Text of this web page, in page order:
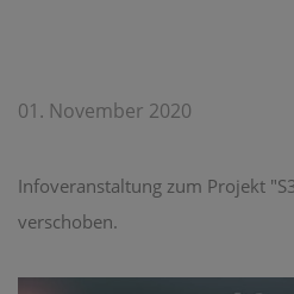
01. November 2020
Infoveranstaltung zum Projekt
verschoben.